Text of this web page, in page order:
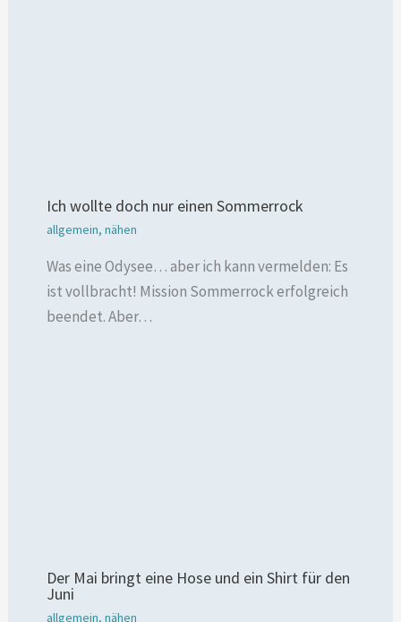
Ich wollte doch nur einen Sommerrock
allgemein, nähen
Was eine Odysee… aber ich kann vermelden: Es
ist vollbracht! Mission Sommerrock erfolgreich
beendet. Aber…
Der Mai bringt eine Hose und ein Shirt für den
Juni
allgemein, nähen